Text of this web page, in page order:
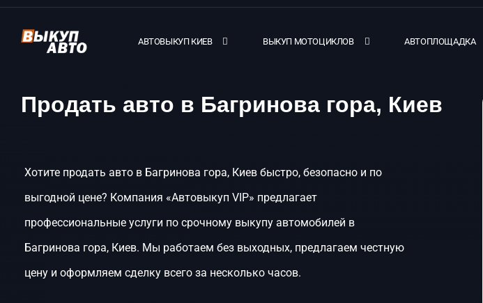
АВТОВЫКУП КИЕВ ВЫКУП МОТОЦИКЛОВ АВТОПЛОЩАДКА
Продать авто в Багринова гора, Киев
Хотите продать авто в Багринова гора, Киев быстро, безопасно и по
выгодной цене? Компания «Автовыкуп VIP» предлагает
профессиональные услуги по срочному выкупу автомобилей в
Багринова гора, Киев. Мы работаем без выходных, предлагаем честную
цену и оформляем сделку всего за несколько часов.